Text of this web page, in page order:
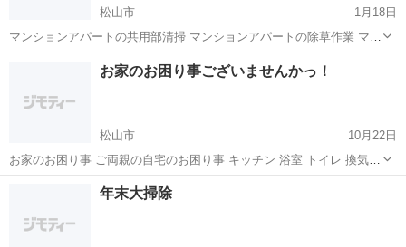
松山市
1月18日
マンションアパートの共用部清掃 マンションアパートの除草作業 マン
ションアパートの退居後クリーニング マンションアパートの空室が続
いてる部屋の管理清掃 マンションアパートの入居前清掃 民泊清掃 お
ハウスクリーニング ワックス
お家のお困り事ございませんかっ！
松山市
10月22日
お家のお困り事 ご両親の自宅のお困り事 キッチン 浴室 トイレ 換気扇
エアコン ガラスサッシ 玄関 庭の雑草 事務所、店舗の清掃 業務拡大に
つき在宅クリーニングどんどん行っております！ 是非お問い合わせく
ハウスクリーニング
年末大掃除